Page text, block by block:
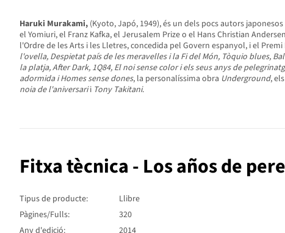
Haruki Murakami, (Kyoto, Japó, 1949), és un dels pocs autors
el Yomiuri, el Franz Kafka, el Jerusalem Prize o el Hans Christian
l'Ordre de les Arts i les Lletres, concedida pel Govern espanyol, i el
l'ovella, Despietat país de les meravelles i la Fi del Món, Tòquio blues,
la platja, After Dark, 1Q84, El noi sense color i els seus anys de
adormida i Homes sense dones, la personalíssima obra Underground,
noia de l'aniversarii Tony Takitani.
Fitxa tècnica - Los años de
Tipus de producte:
Llibre
Pàgines/Fulls:
320
Any d'edició:
2014